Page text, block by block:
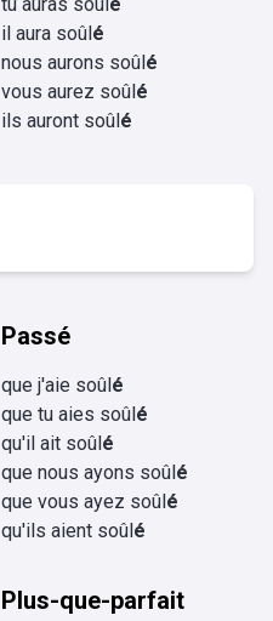
il aura soûlé
nous aurons soûlé
vous aurez soûlé
ils auront soûlé
Passé
que j'aie soûlé
que tu aies soûlé
qu'il ait soûlé
que nous ayons soûlé
que vous ayez soûlé
qu'ils aient soûlé
Plus-que-parfait